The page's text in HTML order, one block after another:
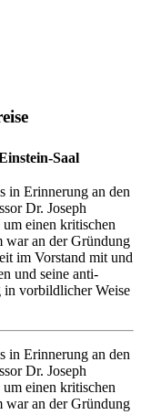
Saal
in Erinnerung an den
Dr. Joseph
einen kritischen
war an der Gründung
im Vorstand mit und
und seine anti-
in vorbildlicher Weise
in Erinnerung an den
Dr. Joseph
einen kritischen
war an der Gründung